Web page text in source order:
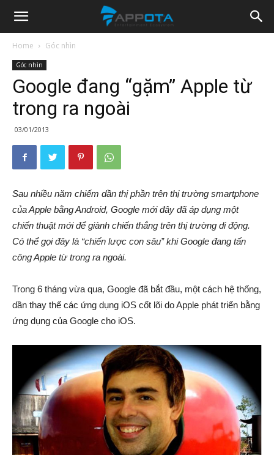
Appota
News
Home Góc nhìn
Góc nhìn
Google đang “gặm” Apple từ
trong ra ngoài
03/01/2013
Sau nhiều năm chiếm dần thị phần trên thị trường smartphone
của Apple bằng Android, Google mới đây đã áp dụng một
chiến thuật mới để giành chiến thắng trên thị trường di động.
Có thể gọi đây là “chiến lược con sâu” khi Google đang tấn
công Apple từ trong ra ngoài.
Trong 6 tháng vừa qua, Google đã bắt đầu, một cách hệ thống,
dần thay thế các ứng dụng iOS cốt lõi do Apple phát triển bằng
ứng dụng của Google cho iOS.